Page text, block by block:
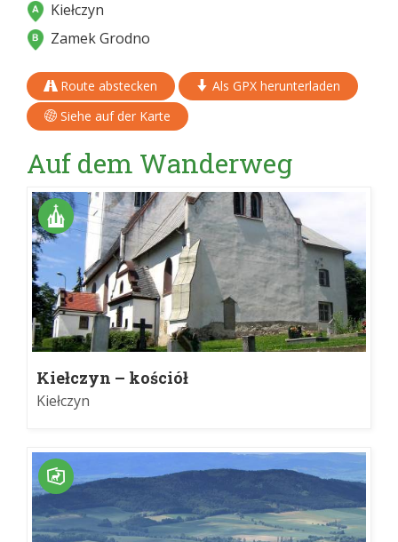
Kiełczyn
Zamek Grodno
Route abstecken
Als GPX herunterladen
Siehe auf der Karte
Auf dem Wanderweg
Kiełczyn – kościół
Kiełczyn